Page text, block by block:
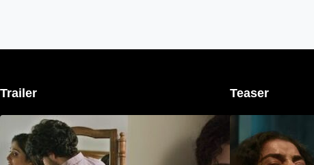
Trailer
പരമേശ്വരൻ; മിസ്റ്ററി ത്രില്ലർ
ട്രെയിലർ വൈറലാകുന്നു..
Teaser